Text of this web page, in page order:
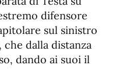
difensore
sul sinistro
dalla distanza
dando ai suoi il